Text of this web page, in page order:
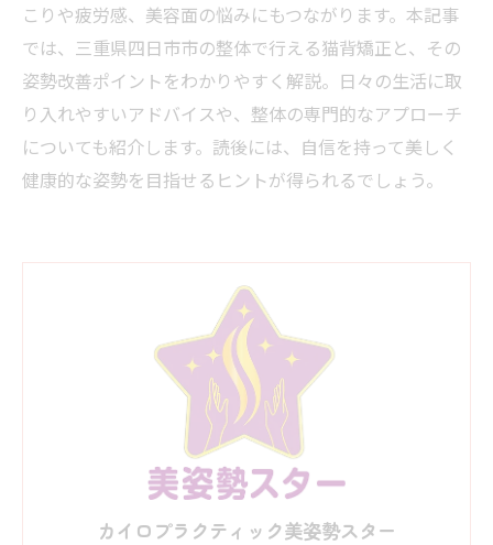
こりや疲労感、美容面の悩みにもつながります。本記事
では、三重県四日市市の整体で行える猫背矯正と、その
姿勢改善ポイントをわかりやすく解説。日々の生活に取
り入れやすいアドバイスや、整体の専門的なアプローチ
についても紹介します。読後には、自信を持って美しく
健康的な姿勢を目指せるヒントが得られるでしょう。
カイロプラクティック美姿勢スター